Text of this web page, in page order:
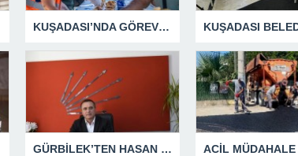
KUŞADASI’NDA GÖREV ŞEHİTLERİ UNUTULMADI
GÜRBİLEK’TEN HASAN SARGIN’A YANIT GECİKMEDİ